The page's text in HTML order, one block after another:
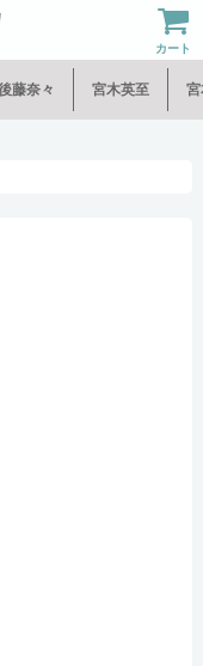
カート
藤奈々 宮木英至 宮